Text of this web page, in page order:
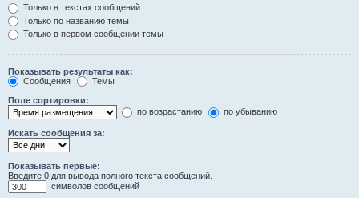
Только в текстах сообщений
Только по названию темы
Только в первом сообщении темы
Показывать результаты как:
Сообщения
Темы
Поле сортировки:
по возрастанию
по убыванию
Искать сообщения за:
Показывать первые:
Введите 0 для вывода полного текста сообщений.
символов сообщений